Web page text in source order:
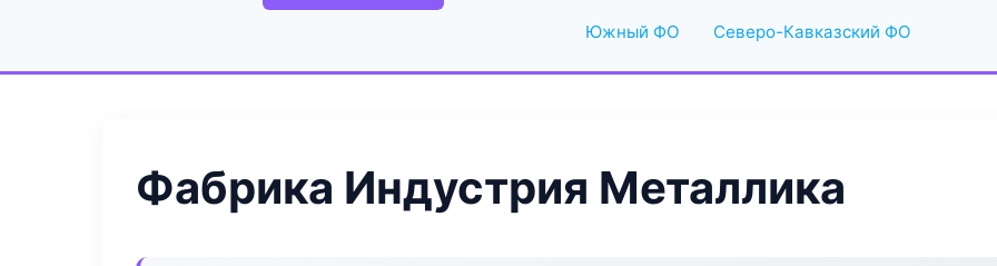
Южный ФО Северо-Кавказский ФО
Фабрика Индустрия Металлика